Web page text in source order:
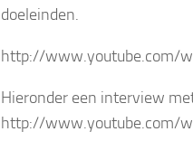
doeleinden.
http://www.youtube.com/
Hieronder een interview
http://www.youtube.com/